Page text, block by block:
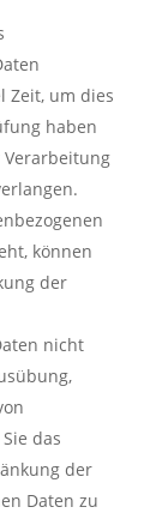
Zeit, um dies
haben
Verarbeitung
können
der
nicht
das
der
Daten zu